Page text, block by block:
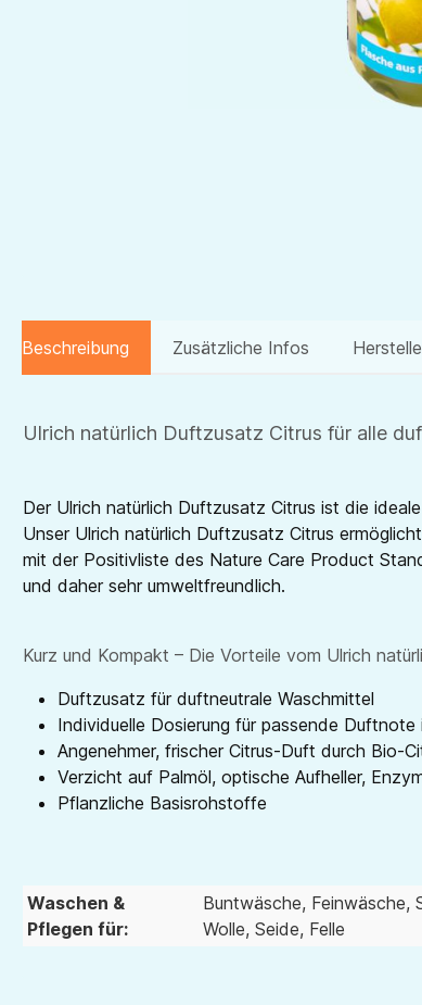
Beschreibung Zusätzliche Infos
Ulrich natürlich Duftzusatz Citrus für alle
Der Ulrich natürlich Duftzusatz Citrus ist die
Unser Ulrich natürlich Duftzusatz Citrus
mit der Positivliste des Nature Care Product
und daher sehr umweltfreundlich.
Kurz und Kompakt – Die Vorteile vom Ulrich
Duftzusatz für duftneutrale Waschmittel
Individuelle Dosierung für passende Duftnote
Angenehmer, frischer Citrus-Duft durch Bio-
Verzicht auf Palmöl, optische Aufheller,
Pflanzliche Basisrohstoffe
Waschen &
Pflegen für:
Buntwäsche, Feinwäsche,
Wolle, Seide, Felle